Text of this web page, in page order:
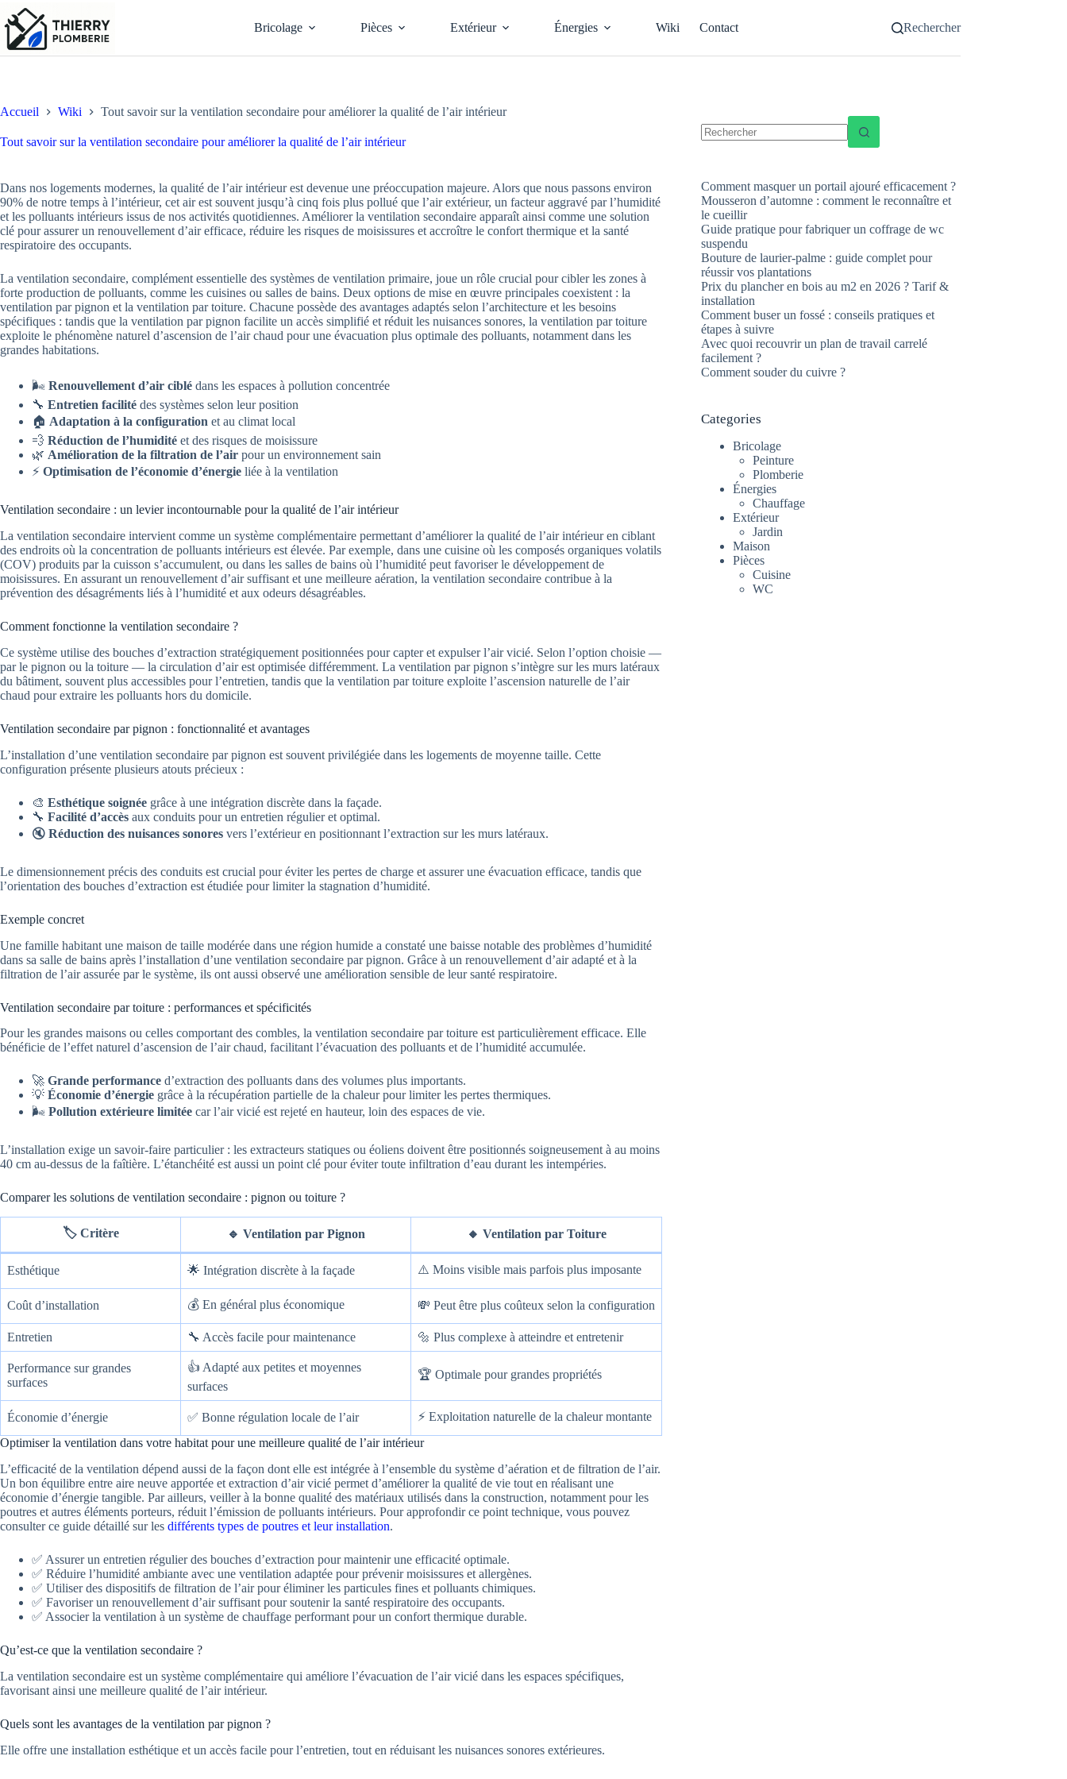
Passer
au
contenu
Bricolage Pièces Extérieur Énergies Wiki Contact Rechercher
Accueil Wiki Tout savoir sur la ventilation secondaire pour améliorer la qualité de l’air intérieur
Tout savoir sur la ventilation secondaire pour améliorer la qualité de l’air intérieur
Dans nos logements modernes, la qualité de l’air intérieur est devenue une préoccupation majeure. Alors que nous passons environ
90% de notre temps à l’intérieur, cet air est souvent jusqu’à cinq fois plus pollué que l’air extérieur, un facteur aggravé par l’humidité
et les polluants intérieurs issus de nos activités quotidiennes. Améliorer la ventilation secondaire apparaît ainsi comme une solution
clé pour assurer un renouvellement d’air efficace, réduire les risques de moisissures et accroître le confort thermique et la santé
respiratoire des occupants.
La ventilation secondaire, complément essentielle des systèmes de ventilation primaire, joue un rôle crucial pour cibler les zones à
forte production de polluants, comme les cuisines ou salles de bains. Deux options de mise en œuvre principales coexistent : la
ventilation par pignon et la ventilation par toiture. Chacune possède des avantages adaptés selon l’architecture et les besoins
spécifiques : tandis que la ventilation par pignon facilite un accès simplifié et réduit les nuisances sonores, la ventilation par toiture
exploite le phénomène naturel d’ascension de l’air chaud pour une évacuation plus optimale des polluants, notamment dans les
grandes habitations.
🌬️ Renouvellement d’air ciblé dans les espaces à pollution concentrée
🔧 Entretien facilité des systèmes selon leur position
🏠 Adaptation à la configuration et au climat local
💨 Réduction de l’humidité et des risques de moisissure
🌿 Amélioration de la filtration de l’air pour un environnement sain
⚡ Optimisation de l’économie d’énergie liée à la ventilation
Ventilation secondaire : un levier incontournable pour la qualité de l’air intérieur
La ventilation secondaire intervient comme un système complémentaire permettant d’améliorer la qualité de l’air intérieur en ciblant
des endroits où la concentration de polluants intérieurs est élevée. Par exemple, dans une cuisine où les composés organiques volatils
(COV) produits par la cuisson s’accumulent, ou dans les salles de bains où l’humidité peut favoriser le développement de
moisissures. En assurant un renouvellement d’air suffisant et une meilleure aération, la ventilation secondaire contribue à la
prévention des désagréments liés à l’humidité et aux odeurs désagréables.
Comment fonctionne la ventilation secondaire ?
Ce système utilise des bouches d’extraction stratégiquement positionnées pour capter et expulser l’air vicié. Selon l’option choisie —
par le pignon ou la toiture — la circulation d’air est optimisée différemment. La ventilation par pignon s’intègre sur les murs latéraux
du bâtiment, souvent plus accessibles pour l’entretien, tandis que la ventilation par toiture exploite l’ascension naturelle de l’air
chaud pour extraire les polluants hors du domicile.
Ventilation secondaire par pignon : fonctionnalité et avantages
L’installation d’une ventilation secondaire par pignon est souvent privilégiée dans les logements de moyenne taille. Cette
configuration présente plusieurs atouts précieux :
🎨 Esthétique soignée grâce à une intégration discrète dans la façade.
🔧 Facilité d’accès aux conduits pour un entretien régulier et optimal.
🔇 Réduction des nuisances sonores vers l’extérieur en positionnant l’extraction sur les murs latéraux.
Le dimensionnement précis des conduits est crucial pour éviter les pertes de charge et assurer une évacuation efficace, tandis que
l’orientation des bouches d’extraction est étudiée pour limiter la stagnation d’humidité.
Exemple concret
Une famille habitant une maison de taille modérée dans une région humide a constaté une baisse notable des problèmes d’humidité
dans sa salle de bains après l’installation d’une ventilation secondaire par pignon. Grâce à un renouvellement d’air adapté et à la
filtration de l’air assurée par le système, ils ont aussi observé une amélioration sensible de leur santé respiratoire.
Ventilation secondaire par toiture : performances et spécificités
Pour les grandes maisons ou celles comportant des combles, la ventilation secondaire par toiture est particulièrement efficace. Elle
bénéficie de l’effet naturel d’ascension de l’air chaud, facilitant l’évacuation des polluants et de l’humidité accumulée.
🚀 Grande performance d’extraction des polluants dans des volumes plus importants.
💡 Économie d’énergie grâce à la récupération partielle de la chaleur pour limiter les pertes thermiques.
🌬️ Pollution extérieure limitée car l’air vicié est rejeté en hauteur, loin des espaces de vie.
L’installation exige un savoir-faire particulier : les extracteurs statiques ou éoliens doivent être positionnés soigneusement à au moins
40 cm au-dessus de la faîtière. L’étanchéité est aussi un point clé pour éviter toute infiltration d’eau durant les intempéries.
Comparer les solutions de ventilation secondaire : pignon ou toiture ?
🏷️ Critère 🔹 Ventilation par Pignon 🔸 Ventilation par Toiture
Esthétique 🌟 Intégration discrète à la façade ⚠️ Moins visible mais parfois plus imposante
Coût d’installation 💰 En général plus économique 💸 Peut être plus coûteux selon la configuration
Entretien 🔧 Accès facile pour maintenance 🔩 Plus complexe à atteindre et entretenir
Performance sur grandes
surfaces
👍 Adapté aux petites et moyennes
surfaces
🏆 Optimale pour grandes propriétés
Économie d’énergie ✅ Bonne régulation locale de l’air
⚡ Exploitation naturelle de la chaleur montante
Optimiser la ventilation dans votre habitat pour une meilleure qualité de l’air intérieur
L’efficacité de la ventilation dépend aussi de la façon dont elle est intégrée à l’ensemble du système d’aération et de filtration de l’air.
Un bon équilibre entre aire neuve apportée et extraction d’air vicié permet d’améliorer la qualité de vie tout en réalisant une
économie d’énergie tangible. Par ailleurs, veiller à la bonne qualité des matériaux utilisés dans la construction, notamment pour les
poutres et autres éléments porteurs, réduit l’émission de polluants intérieurs. Pour approfondir ce point technique, vous pouvez
consulter ce guide détaillé sur les différents types de poutres et leur installation.
✅ Assurer un entretien régulier des bouches d’extraction pour maintenir une efficacité optimale.
✅ Réduire l’humidité ambiante avec une ventilation adaptée pour prévenir moisissures et allergènes.
✅ Utiliser des dispositifs de filtration de l’air pour éliminer les particules fines et polluants chimiques.
✅ Favoriser un renouvellement d’air suffisant pour soutenir la santé respiratoire des occupants.
✅ Associer la ventilation à un système de chauffage performant pour un confort thermique durable.
Qu’est-ce que la ventilation secondaire ?
La ventilation secondaire est un système complémentaire qui améliore l’évacuation de l’air vicié dans les espaces spécifiques,
favorisant ainsi une meilleure qualité de l’air intérieur.
Quels sont les avantages de la ventilation par pignon ?
Elle offre une installation esthétique et un accès facile pour l’entretien, tout en réduisant les nuisances sonores extérieures.
Comment masquer un portail ajouré efficacement ?
Mousseron d’automne : comment le reconnaître et
le cueillir
Guide pratique pour fabriquer un coffrage de wc
suspendu
Bouture de laurier-palme : guide complet pour
réussir vos plantations
Prix du plancher en bois au m2 en 2026 ? Tarif &
installation
Comment buser un fossé : conseils pratiques et
étapes à suivre
Avec quoi recouvrir un plan de travail carrelé
facilement ?
Comment souder du cuivre ?
Categories
Bricolage
Peinture
Plomberie
Énergies
Chauffage
Extérieur
Jardin
Maison
Pièces
Cuisine
WC